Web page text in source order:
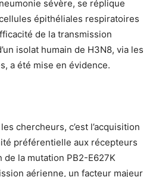
sévère, se réplique
épithéliales respiratoires
de la transmission
isolat humain de H3N8, via les
a été mise en évidence.
chercheurs, c’est l’acquisition
préférentielle aux récepteurs
de la mutation PB2-E627K
aérienne, un facteur majeur